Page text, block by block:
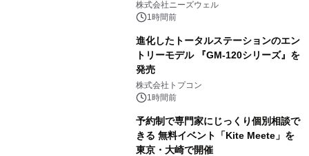
株式会社ニーズウェル
1時間前
進化したトータルステーションのエン
トリーモデル 『GM-120シリーズ』を
発売
株式会社トプコン
1時間前
予約制で専門家にじっくり個別相談で
きる 無料イベント「Kite Meete」を
東京・大崎で開催